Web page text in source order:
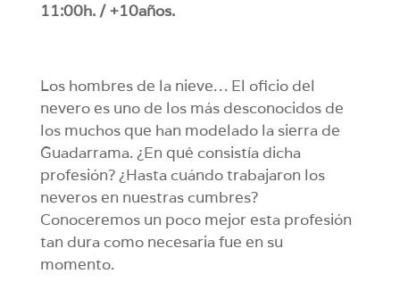
11:00h. / +10años.
Los hombres de la nieve… El oficio del
nevero es uno de los más desconocidos de
los muchos que han modelado la sierra de
Guadarrama. ¿En qué consistía dicha
profesión? ¿Hasta cuándo trabajaron los
neveros en nuestras cumbres?
Conoceremos un poco mejor esta profesión
tan dura como necesaria fue en su
momento.